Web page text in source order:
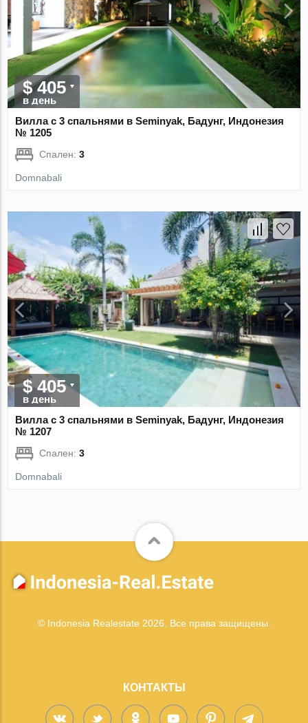
$ 405
в день
Вилла с 3 спальнями в Seminyak, Бадунг, Индонезия
№ 1205
Спален:3
Domnabali
$ 405
в день
Вилла с 3 спальнями в Seminyak, Бадунг, Индонезия
№ 1207
Спален:3
Domnabali
© Indonesia Realestate 2026. Все права защищены.
КОНТАКТЫ